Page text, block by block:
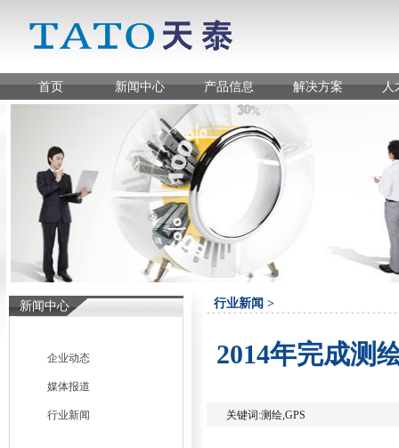
首页 新闻中心 产品信息 解决方案 人
新闻中心
企业动态
媒体报道
行业新闻
行业新闻 >
2014年完成测
关键词:测绘,GPS